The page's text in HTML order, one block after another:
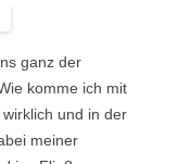
ganz der
komme ich mit
und in der
meiner